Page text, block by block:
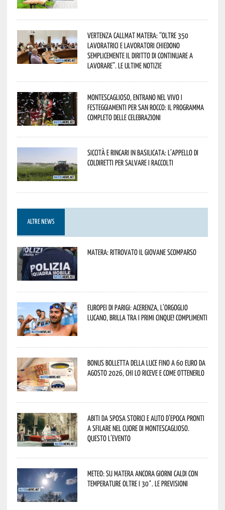
Vertenza CallMat Matera: “Oltre 350
lavoratrici e lavoratori chiedono
semplicemente il diritto di continuare a
lavorare”. Le ultime notizie
Montescaglioso, entrano nel vivo i
festeggiamenti per San Rocco: il programma
completo delle celebrazioni
Siccità e rincari in Basilicata: l’appello di
Coldiretti per salvare i raccolti
ALTRE NEWS
Matera: ritrovato il giovane scomparso
Europei di Parigi: Acerenza, l’orgoglio
lucano, brilla tra i primi cinque! Complimenti
Bonus bolletta della luce fino a 60 euro da
agosto 2026, chi lo riceve e come ottenerlo
Abiti da sposa storici e auto d’epoca pronti
a sfilare nel cuore di Montescaglioso.
Questo l’evento
Meteo: su Matera ancora giorni caldi con
temperature oltre i 30°. Le previsioni